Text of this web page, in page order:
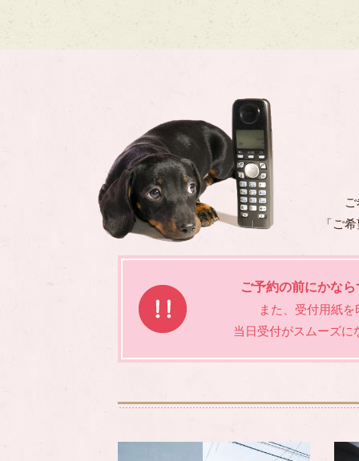
「ご
ご予約の前にかな
また、受付用紙
当日受付がスムーズに